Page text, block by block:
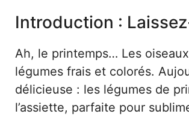
Introduction :
Ah, le printemps… Les
légumes frais et colorés.
délicieuse : les légumes de
l’assiette, parfaite pour